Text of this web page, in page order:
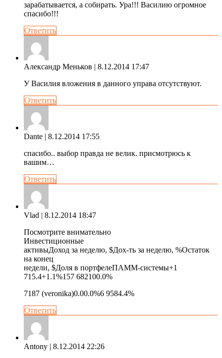
зарабатывается, а собирать. Ура!!! Василию огромное
спасибо!!!
Ответить
Александр Меньков | 8.12.2014 17:47
У Василия вложения в данного управа отсутствуют.
Ответить
Dante | 8.12.2014 17:55
спасибо.. выбор правда не велик. присмотрюсь к
вашим…
Ответить
Vlad | 8.12.2014 18:47
Посмотрите внимательно
Инвестиционные
активыДоход за неделю, $Дох-ть за неделю, %Остаток
на конец
недели, $Доля в портфелеПАММ-системы+1
715.4+1.1%157 682100.0%
7187 (veronika)0.00.0%6 9584.4%
Ответить
Antony | 8.12.2014 22:26